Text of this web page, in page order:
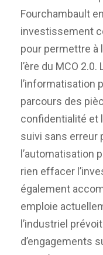
Fourchambault
investissement
pour permettre à
l’ère du MCO
l’informatisation
parcours des
confidentialité et
suivi sans erreur
l’automatisation
rien effacer
également
emploie
l’industriel
d’engagements